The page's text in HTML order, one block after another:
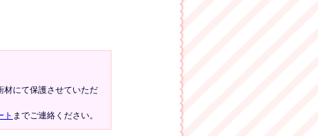
材にて保護させていただ
ト までご連絡ください。